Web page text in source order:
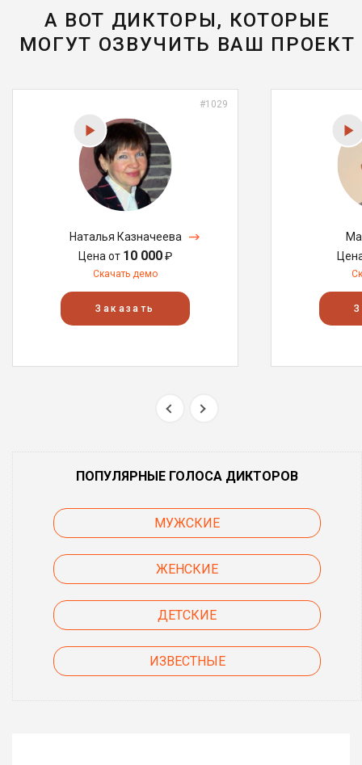
А ВОТ ДИКТОРЫ, КОТОРЫЕ
МОГУТ ОЗВУЧИТЬ ВАШ ПРОЕКТ
#1029
Наталья Казначеева
Цена от 10 000₽
Скачать демо
Заказать
ПОПУЛЯРНЫЕ ГОЛОСА ДИКТОРОВ
МУЖСКИЕ
ЖЕНСКИЕ
ДЕТСКИЕ
ИЗВЕСТНЫЕ